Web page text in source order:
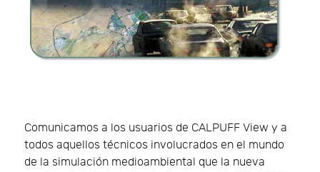
Comunicamos a los usuarios de CALPUFF View y a
todos aquellos técnicos involucrados en el mundo
de la simulación medioambiental que la nueva